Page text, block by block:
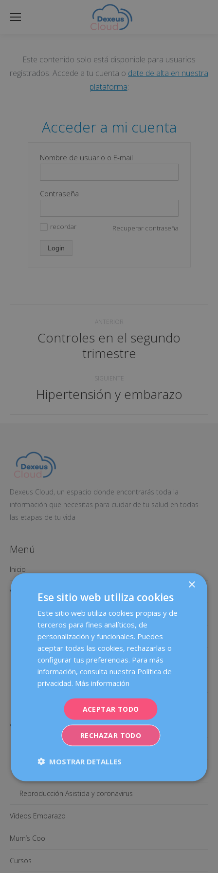
Este contenido solo está disponible para usuarios
registrados. Accede a tu cuenta o date de alta en nuestra
plataforma:
Acceder a mi cuenta
Nombre de usuario o E-mail
Contraseña
recordar Recuperar contraseña
Login
Navegación
entre
proyectos
ANTERIOR
Proyecto
anterior
Controles en el segundo
trimestre
SIGUIENTE
Proyecto
Hipertensión y embarazo
Dexeus Cloud, un espacio donde encontrarás toda la
información que necesitas para cuidar de tu salud en todas
las etapas de tu vida
Menú
Inicio
Videos Ginecología
Menopausia
Ginecoestética
Cáncer de mama
Cirugía ginecológica
Pruebas ginecológicas
Videos Fertilidad
Reproducción Asistida y coronavirus
Vídeos Embarazo
Mum’s Cool
Cursos
×
Ese sitio web utiliza cookies
Este sitio web utiliza cookies propias y de
terceros para fines analíticos, de
personalización y funcionales. Puedes
aceptar todas las cookies, rechazarlas o
configurar tus preferencias. Para más
información, consulta nuestra Política de
privacidad. Más información
ACEPTAR TODO
RECHAZAR TODO
MOSTRAR DETALLES